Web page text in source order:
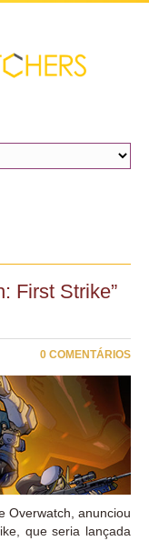
First Strike”
0 COMENTÁRIOS
Overwatch, anunciou
que seria lançada